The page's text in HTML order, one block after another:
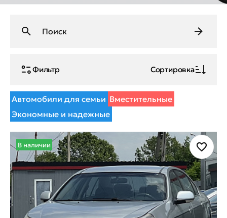
Фильтр Сортировка
Автомобили для семьи Вместительные
Экономные и надежные
В наличии